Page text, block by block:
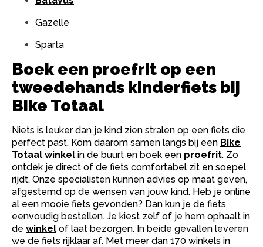
Gazelle
Sparta
Boek een proefrit op een
tweedehands kinderfiets bij
Bike Totaal
Niets is leuker dan je kind zien stralen op een fiets die
perfect past. Kom daarom samen langs bij een Bike
Totaal winkel in de buurt en boek een proefrit. Zo
ontdek je direct of de fiets comfortabel zit en soepel
rijdt. Onze specialisten kunnen advies op maat geven,
afgestemd op de wensen van jouw kind. Heb je online
al een mooie fiets gevonden? Dan kun je de fiets
eenvoudig bestellen. Je kiest zelf of je hem ophaalt in
de winkel of laat bezorgen. In beide gevallen leveren
we de fiets rijklaar af. Met meer dan 170 winkels in